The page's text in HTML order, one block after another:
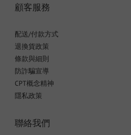
顧客服務
配送/付款方式
退換貨政策
條款與細則
防詐騙宣導
CPT概念精神
隱私政策
聯絡我們